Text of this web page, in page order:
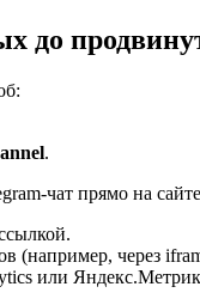
до
.
чат прямо на
(например, через
или